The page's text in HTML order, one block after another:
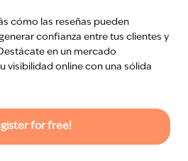
cómo las reseñas pueden
confianza entre tus clientes y
en un mercado
visibilidad online con una sólida
for free!